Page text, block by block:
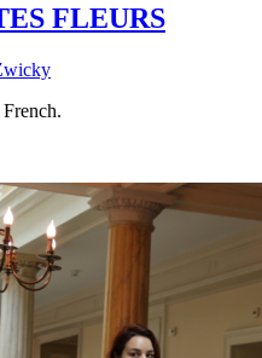
FLEURS